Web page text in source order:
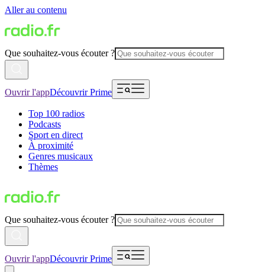
Aller au contenu
Que souhaitez-vous écouter ?
Ouvrir l'appDécouvrir Prime
Top 100 radios
Podcasts
Sport en direct
À proximité
Genres musicaux
Thèmes
Que souhaitez-vous écouter ?
Ouvrir l'appDécouvrir Prime